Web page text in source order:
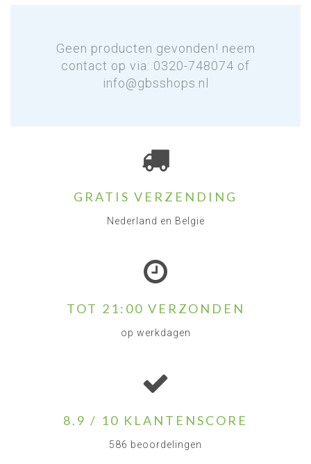
Geen producten gevonden! neem
contact op via: 0320-748074 of
info@gbsshops.nl
GRATIS VERZENDING
Nederland en België
TOT 21:00 VERZONDEN
op werkdagen
8.9 / 10 KLANTENSCORE
586 beoordelingen